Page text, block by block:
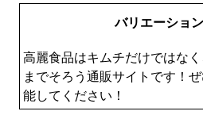
バリエーショ
高麗食品はキムチだけではな
までそろう通販サイトです！
能してください！